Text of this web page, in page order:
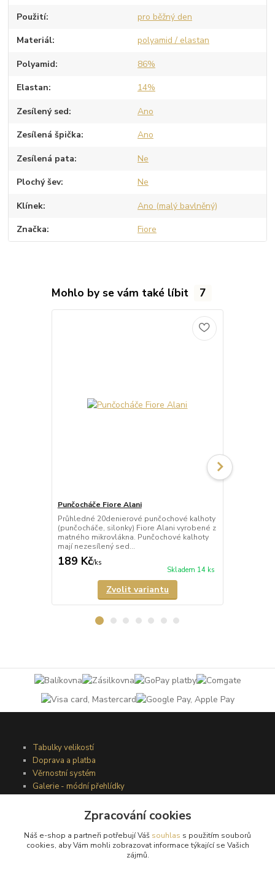
Použití pro běžný den
Materiál polyamid / elastan
Polyamid 86%
Elastan 14%
Zesílený sed Ano
Zesílená špička Ano
Zesílená pata Ne
Plochý šev Ne
Klínek Ano (malý bavlněný)
Značka Fiore
Mohlo by se vám také líbit 7
Punčocháče Fiore Alani
Průhledné 20denierové punčochové kalhoty
(punčocháče, silonky) Fiore Alani vyrobené z
matného mikrovlákna. Punčochové kalhoty
mají nezesílený sed...
189 Kč/ks
Skladem 14 ks
Zvolit variantu
Tabulky velikostí
Doprava a platba
Věrnostní systém
Galerie - módní přehlídky
Podmínky užití webového rozhraní
Obchodní podmínky
Zpracování cookies
Náš e-shop a partneři potřebují Váš souhlas s použitím souborů
cookies, aby Vám mohli zobrazovat informace týkající se Vašich
zájmů.